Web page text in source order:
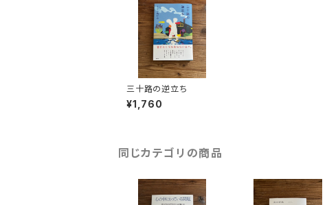
三十路の逆立ち
¥1,760
同じカテゴリの商品